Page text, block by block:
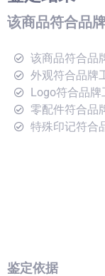
该商品符合品
该商品符合品
外观符合品牌
Logo符合品牌
零配件符合品
特殊印记符合
鉴定依据